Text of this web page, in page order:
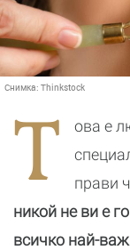
Снимка: Thinkstock
Т
ова е
прави
никой не ви е
всичко най-